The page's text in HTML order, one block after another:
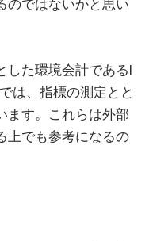
のではないかと思い
した環境会計であるI
は、指標の測定とと
ます。これらは外部
上でも参考になるの